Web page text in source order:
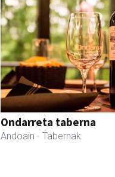
Ondarreta taberna
Andoain - Tabernak